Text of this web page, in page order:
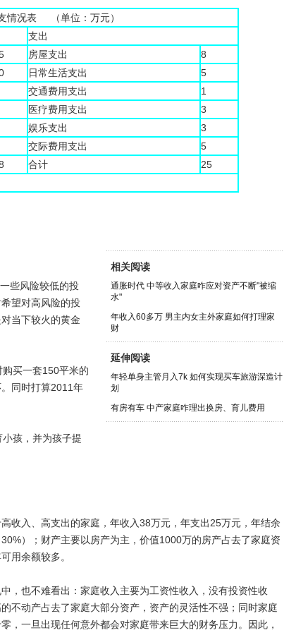
情况表 （单位：万元）
支出
房屋支出
8
日常生活支出
5
交通费用支出
1
医疗费用支出
3
娱乐支出
3
交际费用支出
5
合计
25
相关阅读
通胀时代 中等收入家庭咋应对资产不断"被缩
水"
年收入60多万 男主内女主外家庭如何打理家
财
延伸阅读
年轻单身主管月入7k 如何实现买车旅游深造计
划
有房有车 中产家庭咋理出换房、育儿费用
些风险较低的投
望对高风险的投
当下较火的黄金
买一套150平米的
同时打算2011年
孩，并为孩子提
入、高支出的家庭，年收入38万元，年支出25万元，年结余
）；财产主要以房产为主，价值1000万的房产占去了家庭资
用余额较多。
也不难看出：家庭收入主要为工资性收入，没有投资性收
不动产占去了家庭大部分资产，资产的灵活性不强；同时家庭
，一旦出现任何意外都会对家庭带来巨大的财务压力。因此，